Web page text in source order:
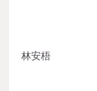
林安梧